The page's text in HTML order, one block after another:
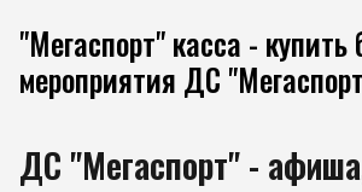
"Мегаспорт" касса -
мероприятия ДС
ДС "Мегаспорт" -